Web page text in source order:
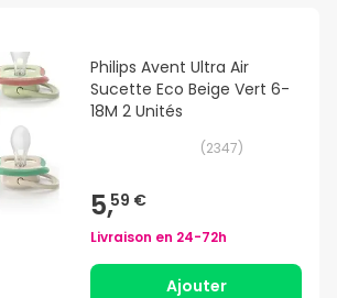
Philips Avent Ultra Air
Sucette Eco Beige Vert 6-
18M 2 Unités
(2347)
5,59 €
Livraison en 24-72h
Ajouter